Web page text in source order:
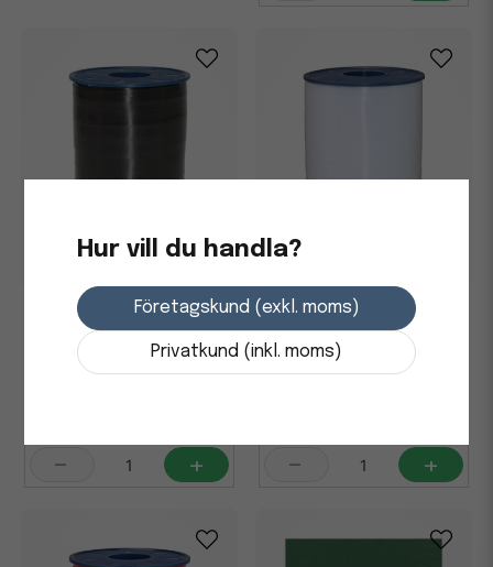
Presentband Poly Svart
10mmx250m
- +
Presentband Poly Vit
10mmx250m
- +
Hur vill du handla?
Företagskund (exkl. moms)
Privatkund (inkl. moms)